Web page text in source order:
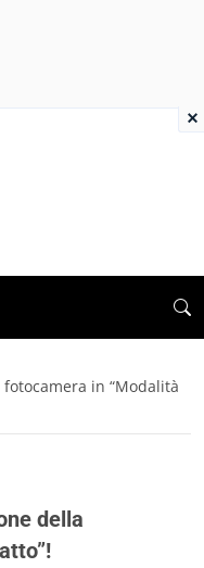
in “Modalità
della
×